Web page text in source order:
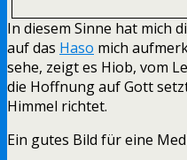
In diesem Sinne hat mich
auf das Haso mich
sehe, zeigt es Hiob, vom
die Hoffnung auf Gott
Himmel richtet.
Ein gutes Bild für eine